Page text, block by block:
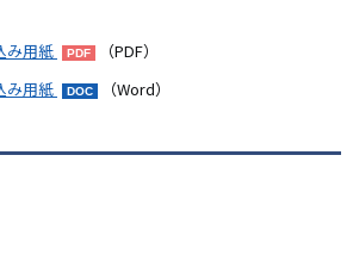
み用紙
（PDF）
み用紙
（Word）